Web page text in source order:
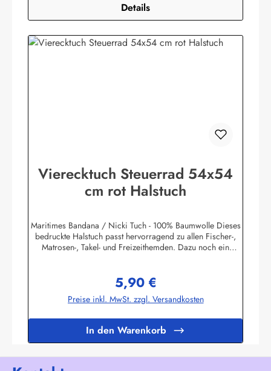
Details
Vierecktuch Steuerrad 54x54
cm rot Halstuch
Maritimes Bandana / Nicki Tuch - 100% Baumwolle Dieses
bedruckte Halstuch passt hervorragend zu allen Fischer-,
Matrosen-, Takel- und Freizeithemden. Dazu noch ein
Bekleidungswerk GmbHHeglitzer Str. 1226409
Wittmundinfo@modas-bekleidung.de
Regulärer Preis:
5,90 €
Preise inkl. MwSt. zzgl. Versandkosten
In den Warenkorb